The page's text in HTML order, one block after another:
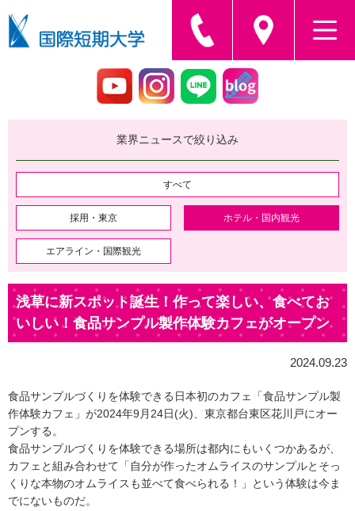
業界ニュースで絞り込み
すべて
採用・東京 ホテル・国内観光
エアライン・国際観光
浅草に新スポット誕生！作って楽しい、食べてお
いしい！食品サンプル製作体験カフェがオープン
2024.09.23
食品サンプルづくりを体験できる日本初のカフェ「食品サンプル製
作体験カフェ」が2024年9月24日(火)、東京都台東区花川戸にオー
プンする。
食品サンプルづくりを体験できる場所は都内にもいくつかあるが、
カフェと組み合わせて「自分が作ったオムライスのサンプルとそっ
くりな本物のオムライスも並べて食べられる！」という体験は今ま
でにないものだ。